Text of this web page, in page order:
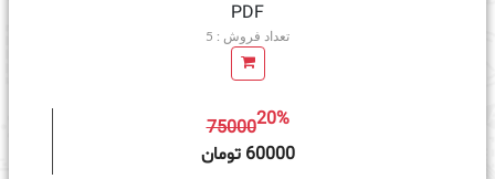
PDF
تعداد فروش : 5
7500020%
60000 تومان